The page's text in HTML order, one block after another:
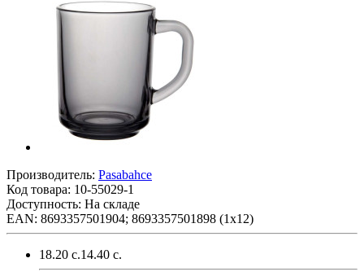
Производитель: Pasabahce
Код товара: 10-55029-1
Доступность: На складе
EAN: 8693357501904; 8693357501898 (1х12)
18.20 с.14.40 с.